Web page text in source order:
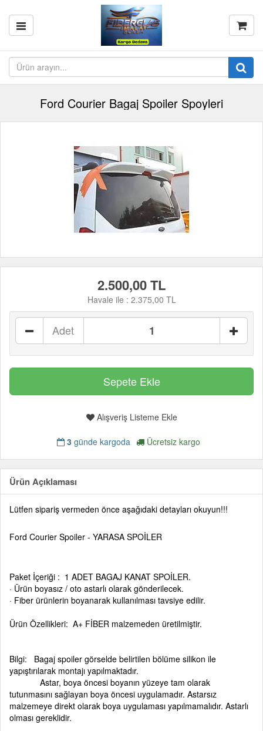
Ford Courier Bagaj Spoiler Spoyleri
2.500,00 TL
Havale ile : 2.375,00 TL
Adet
Alışveriş Listeme Ekle
3 günde kargoda Ücretsiz kargo
Ürün Açıklaması
Lütfen sipariş vermeden önce aşağıdaki detayları okuyun!!!
Ford Courier Spoiler - YARASA SPOİLER
Paket İçeriği : 1 ADET BAGAJ KANAT SPOİLER.
· Ürün boyasız / oto astarlı olarak gönderilecek.
· Fiber ürünlerin boyanarak kullanılması tavsiye edilir.
Ürün Özellikleri: A+ FİBER malzemeden üretilmiştir.
Bilgi: Bagaj spoiler görselde belirtilen bölüme silikon ile
yapıştırılarak montajı yapılmaktadır.
Astar, boya öncesi boyanın yüzeye tam olarak
tutunmasını sağlayan boya öncesi uygulamadır. Astarsız
malzemeye direkt olarak boya uygulaması yapılmamalıdır. Astarlı
olması gereklidir.